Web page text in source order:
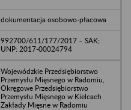
dokumentacja osobowo-płacowa
992700/611/177/2017 – SAK;
UNP: 2017-00024794
Wojewódzkie Przedsiębiorstwo
Przemysłu Mięsnego w Radomiu,
Okręgowe Przedsiębiorstwo
Przemysłu Mięsnego w Kielcach
Zakłady Mięsne w Radomiu